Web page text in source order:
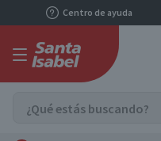
Centro de ayuda